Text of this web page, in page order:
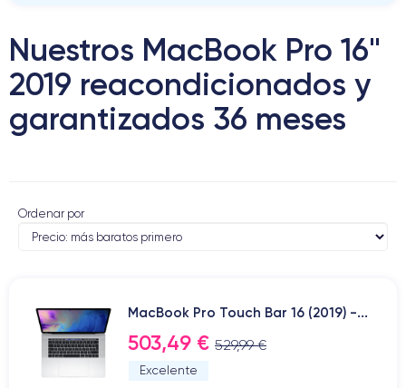
Nuestros MacBook Pro 16"
2019 reacondicionados y
garantizados 36 meses
Ordenar por
MacBook Pro Touch Bar 16 (2019) -...
503,49 € 529,99 €
Excelente